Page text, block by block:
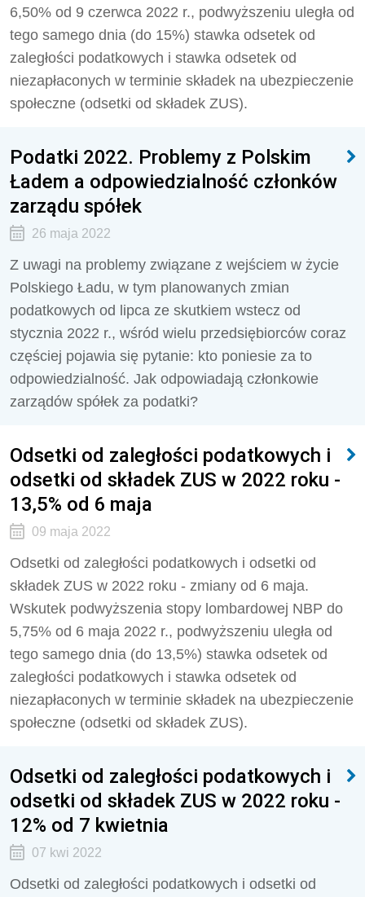
6,50% od 9 czerwca 2022 r., podwyższeniu uległa od
tego samego dnia (do 15%) stawka odsetek od
zaległości podatkowych i stawka odsetek od
niezapłaconych w terminie składek na ubezpieczenie
społeczne (odsetki od składek ZUS).
Podatki 2022. Problemy z Polskim
Ładem a odpowiedzialność członków
zarządu spółek
26 maja 2022
Z uwagi na problemy związane z wejściem w życie
Polskiego Ładu, w tym planowanych zmian
podatkowych od lipca ze skutkiem wstecz od
stycznia 2022 r., wśród wielu przedsiębiorców coraz
częściej pojawia się pytanie: kto poniesie za to
odpowiedzialność. Jak odpowiadają członkowie
zarządów spółek za podatki?
Odsetki od zaległości podatkowych i
odsetki od składek ZUS w 2022 roku -
13,5% od 6 maja
09 maja 2022
Odsetki od zaległości podatkowych i odsetki od
składek ZUS w 2022 roku - zmiany od 6 maja.
Wskutek podwyższenia stopy lombardowej NBP do
5,75% od 6 maja 2022 r., podwyższeniu uległa od
tego samego dnia (do 13,5%) stawka odsetek od
zaległości podatkowych i stawka odsetek od
niezapłaconych w terminie składek na ubezpieczenie
społeczne (odsetki od składek ZUS).
Odsetki od zaległości podatkowych i
odsetki od składek ZUS w 2022 roku -
12% od 7 kwietnia
07 kwi 2022
Odsetki od zaległości podatkowych i odsetki od